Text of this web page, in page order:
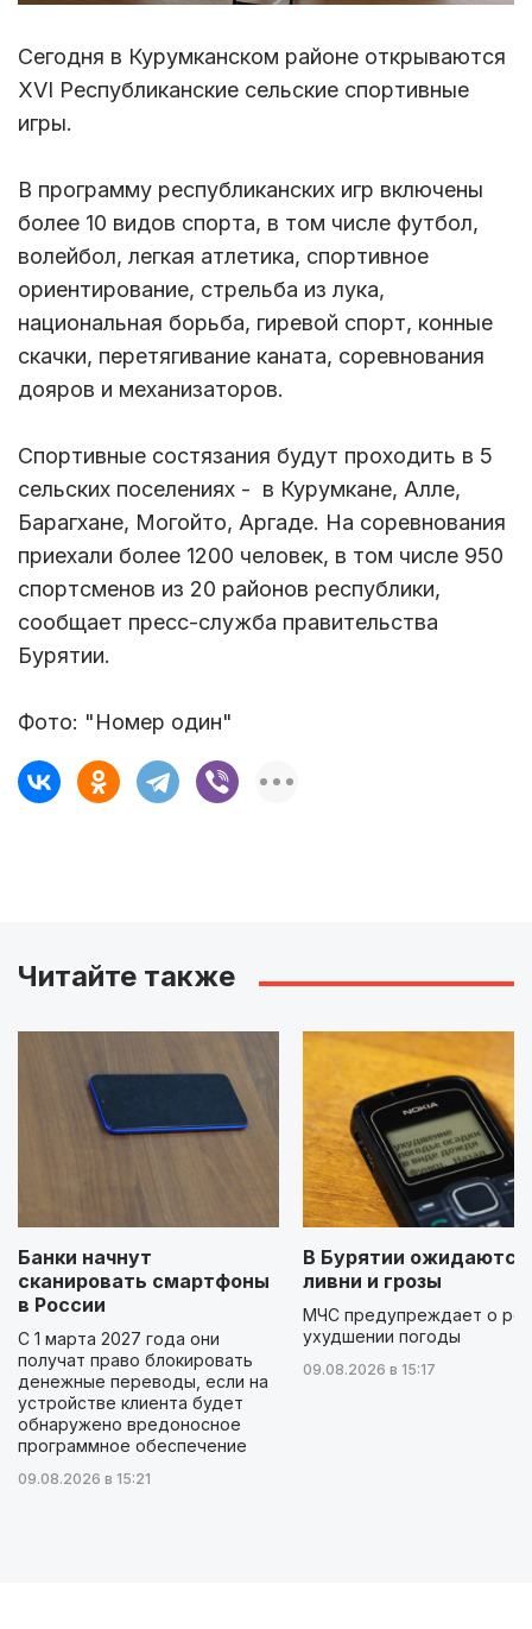
Сегодня в Курумканском районе открываются
XVI Республиканские сельские спортивные
игры.
В программу республиканских игр включены
более 10 видов спорта, в том числе футбол,
волейбол, легкая атлетика, спортивное
ориентирование, стрельба из лука,
национальная борьба, гиревой спорт, конные
скачки, перетягивание каната, соревнования
дояров и механизаторов.
Спортивные состязания будут проходить в 5
сельских поселениях - в Курумкане, Алле,
Барагхане, Могойто, Аргаде. На соревнования
приехали более 1200 человек, в том числе 950
спортсменов из 20 районов республики,
сообщает пресс-служба правительства
Бурятии.
Фото: "Номер один"
Читайте также
Банки начнут
сканировать смартфоны
в России
С 1 марта 2027 года они
получат право блокировать
денежные переводы, если на
устройстве клиента будет
обнаружено вредоносное
программное обеспечение
09.08.2026 в 15:21
В Бурятии ожидаются
ливни и грозы
МЧС предупреждает о
ухудшении погоды
09.08.2026 в 15:17